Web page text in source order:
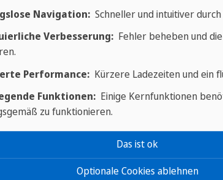
uns auf
individuellen Termin!
Navigation:Schneller und intuitiver durch
Verbesserung:Fehler beheben und
Performance:Kürzere Ladezeiten und ein
Funktionen:Einige Kernfunktionen
zu funktionieren.
Optionale Cookies ablehnen
Das ist ok